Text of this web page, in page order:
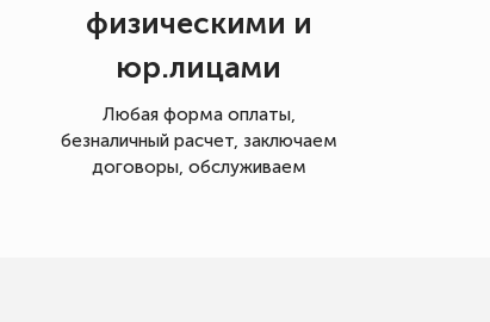
физическими и
юр.лицами
Любая форма оплаты,
безналичный расчет, заключаем
договоры, обслуживаем